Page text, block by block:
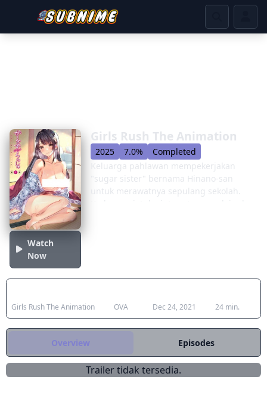
Watch
Now
Girls Rush The Animation
2025 7.0%
Completed
Keluarga pahlawan mempekerjakan
"sugar sister" bernama Hinano-san
untuk merawatnya sepulang sekolah.
Girls Rush The Animation OVA Dec 24, 2021 24 min.
Overview Episodes
Trailer tidak tersedia.